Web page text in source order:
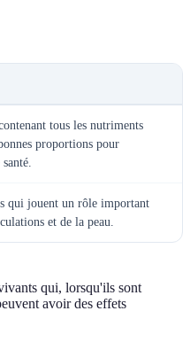
tous les nutriments
proportions pour
qui jouent un rôle important
et de la peau.
qui, lorsqu'ils sont
avoir des effets